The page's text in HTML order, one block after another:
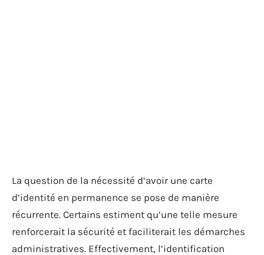
La question de la nécessité d’avoir une carte
d’identité en permanence se pose de manière
récurrente. Certains estiment qu’une telle mesure
renforcerait la sécurité et faciliterait les démarches
administratives. Effectivement, l’identification